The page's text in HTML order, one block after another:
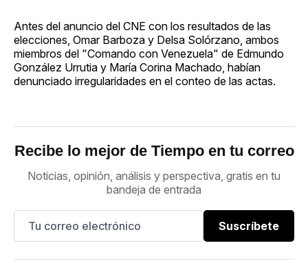
Antes del anuncio del CNE con los resultados de las
elecciones, Omar Barboza y Delsa Solórzano, ambos
miembros del "Comando con Venezuela" de Edmundo
González Urrutia y María Corina Machado, habían
denunciado irregularidades en el conteo de las actas.
Recibe lo mejor de Tiempo en tu correo
Noticias, opinión, análisis y perspectiva, gratis en tu
bandeja de entrada
Suscríbete